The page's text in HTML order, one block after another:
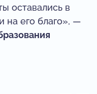
оставались в
на его благо», —